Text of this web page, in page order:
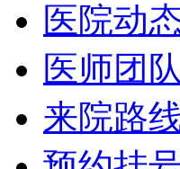
医院动
医师团队
来院路